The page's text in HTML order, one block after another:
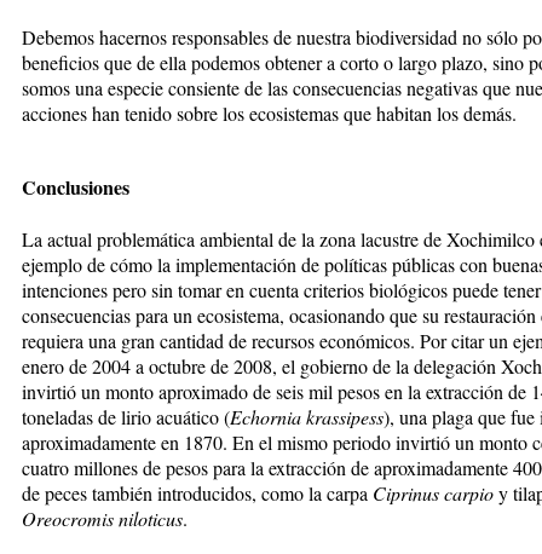
Debemos hacernos responsables de nuestra biodiversidad no sólo
beneficios que de ella podemos obtener a corto o largo plazo, sino
somos una especie consiente de las consecuencias negativas que
acciones han tenido sobre los ecosistemas que habitan los demás.
Conclusiones
La actual problemática ambiental de la zona lacustre de Xochimilco
ejemplo de cómo la implementación de políticas públicas con
intenciones pero sin tomar en cuenta criterios biológicos puede
consecuencias para un ecosistema, ocasionando que su
requiera una gran cantidad de recursos económicos. Por citar un
enero de 2004 a octubre de 2008, el gobierno de la delegación
invirtió un monto aproximado de seis mil pesos en la extracción de
toneladas de lirio acuático (Echornia krassipess), una plaga que
aproximadamente en 1870. En el mismo periodo invirtió un monto
cuatro millones de pesos para la extracción de aproximadamente
de peces también introducidos, como la carpa Ciprinus carpioy
Oreocromis niloticus.